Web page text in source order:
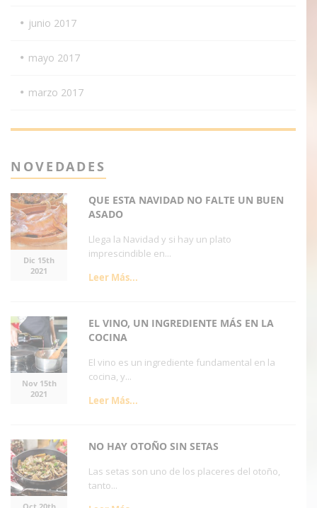
junio 2017
mayo 2017
marzo 2017
NOVEDADES
Dic 15th
2021
QUE ESTA NAVIDAD NO FALTE UN BUEN
ASADO
Llega la Navidad y si hay un plato
imprescindible en...
Leer Más...
Nov 15th
2021
EL VINO, UN INGREDIENTE MÁS EN LA
COCINA
El vino es un ingrediente fundamental en la
cocina, y...
Leer Más...
NO HAY OTOÑO SIN SETAS
Las setas son uno de los placeres del otoño,
tanto...